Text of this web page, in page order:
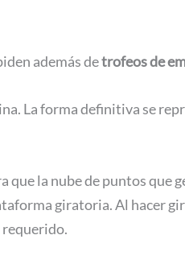
además detrofeos de
La forma definitiva se
la nube de puntos que
giratoria. Al hacer
requerido.